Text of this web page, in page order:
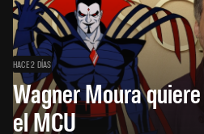
HACE 2 DÍAS
Wagner Moura
el MCU